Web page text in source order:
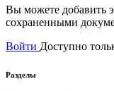
Вы можете добавить
сохраненными
Войти Доступно
Разделы